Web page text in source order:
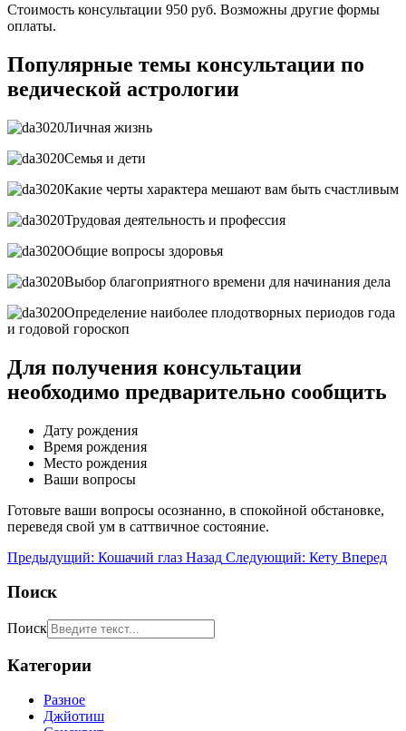
Стоимость консультации 950 руб. Возможны другие формы
оплаты.
Популярные темы консультации по
ведической астрологии
Личная жизнь
Семья и дети
Какие черты характера мешают вам быть счастливым
Трудовая деятельность и профессия
Общие вопросы здоровья
Выбор благоприятного времени для начинания дела
Определение наиболее плодотворных периодов года
и годовой гороскоп
Для получения консультации
необходимо предварительно сообщить
Дату рождения
Время рождения
Место рождения
Ваши вопросы
Готовьте ваши вопросы осознанно, в спокойной обстановке,
переведя свой ум в саттвичное состояние.
Предыдущий: Кошачий глаз Назад Следующий: Кету Вперед
Поиск
Поиск
Категории
Разное
Джйотиш